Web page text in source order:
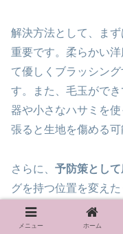
解決方法として、まず
重要です。柔らかい
て優しくブラッシン
す。また、毛玉がで
器や小さなハサミを
張ると生地を傷める可
さらに、 予防策とし
グを持つ位置を変え
を防ぐことで毛玉の
メニュー ホーム